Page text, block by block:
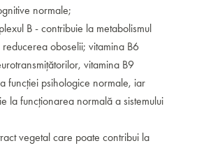
normale;
B - contribuie la metabolismul
oboselii; vitamina B6
vitamina B9
funcției psihologice normale, iar
la funcționarea normală a sistemului
vegetal care poate contribui la